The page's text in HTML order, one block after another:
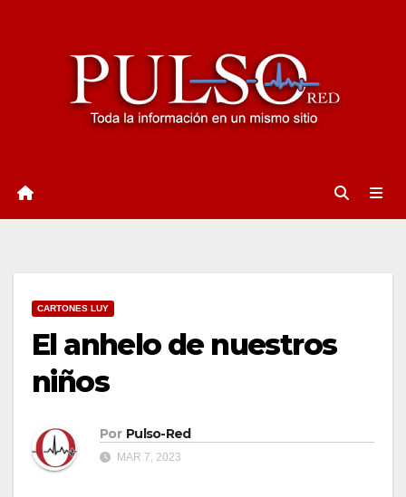
CARTONES LUY
El anhelo de nuestros
niños
Por Pulso-Red
MAR 7, 2023